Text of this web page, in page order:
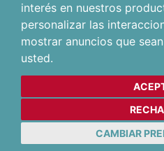
interés en nuestros
personalizar las
mostrar anuncios que
usted.
CAMBIAR